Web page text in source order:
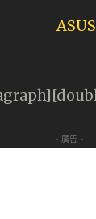
- 廣告 -